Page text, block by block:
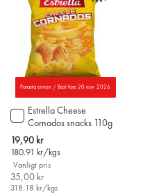
Parasta ennen / Bäst före 20 nov. 2026
Estrella Cheese
Cornados snacks 110g
Special
Price
19,90 kr
180.91 kr/kgs
Vanligt pris
35,00 kr
318.18 kr/kgs
Lägg
till
i
varukorgen